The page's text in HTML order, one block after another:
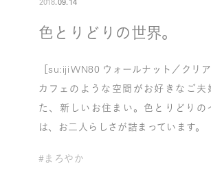
2018.09. 14
色とりどりの世界。
［su:iji WN80 ウォールナット／クリア
カフェのような空間がお好きなご夫
た、新しいお住まい。色とりどりの
は、お二人らしさが詰まっています。
#まろやか